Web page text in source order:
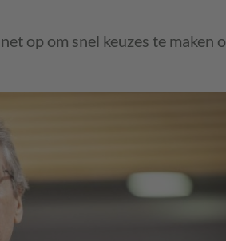
op om snel keuzes te maken